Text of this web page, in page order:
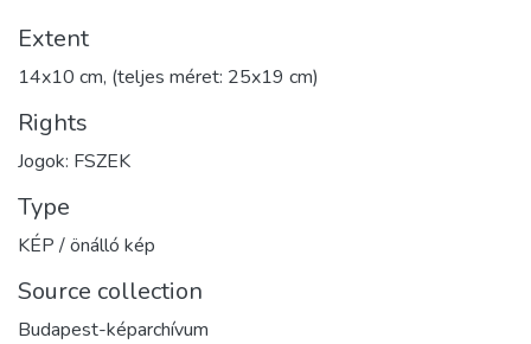
Extent
14x10 cm, (teljes méret: 25x19 cm)
Rights
Jogok: FSZEK
Type
KÉP / önálló kép
Source collection
Budapest-képarchívum